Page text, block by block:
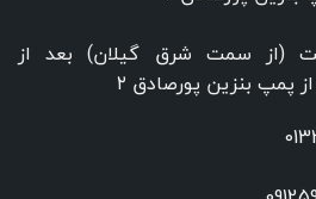
(از سمت شرق گیلان) بعد از